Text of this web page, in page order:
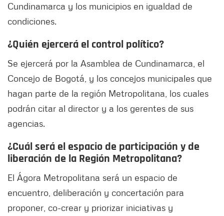
Cundinamarca y los municipios en igualdad de
condiciones.
¿Quién ejercerá el control político?
Se ejercerá por la Asamblea de Cundinamarca, el
Concejo de Bogotá, y los concejos municipales que
hagan parte de la región Metropolitana, los cuales
podrán citar al director y a los gerentes de sus
agencias.
¿Cuál será el espacio de participación y de
liberación de la Región Metropolitana?
El Ágora Metropolitana será un espacio de
encuentro, deliberación y concertación para
proponer, co-crear y priorizar iniciativas y